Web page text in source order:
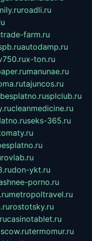
roadli.ru
trade-farm.ru
autodamp.ru
x-ton.ru
manunae.ru
tajuncos.ru
splclub.ru
cleanmedicine.ru
seks-365.ru
don-ykt.ru
porno.ru
metropoltravel.ru
rostotsky.ru
casinotablet.ru
termomur.ru